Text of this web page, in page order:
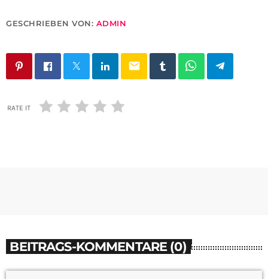
GESCHRIEBEN VON: ADMIN
email
RATE IT
BEITRAGS-KOMMENTARE (0)